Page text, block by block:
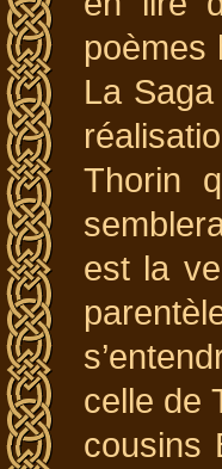
poèmes
La
Thorin
est la
celle de
cousins